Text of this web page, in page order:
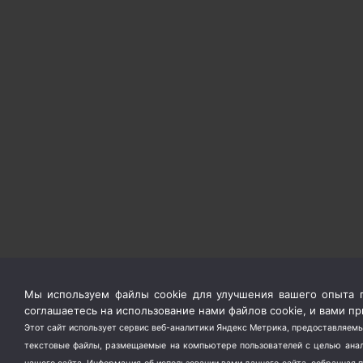
Мы используем файлы cookie для улучшения вашего опыта
соглашаетесь на использование нами файлов cookie, и вами
Этот сайт использует сервис веб-аналитики Яндекс Метрика,
текстовые файлы, размещаемые на компьютере пользователей с целью